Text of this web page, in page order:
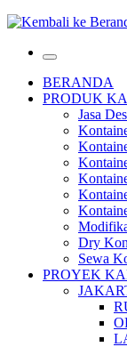
Menu
BERANDA
PRODUK
Jasa
Dry
Sewa
PROYEK